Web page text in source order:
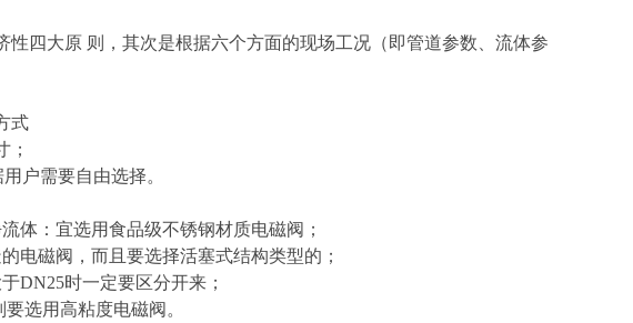
四大原 则，其次是根据六个方面的现场工况（即管道参数、流体参
式
；
户需要自由选择。
体：宜选用食品级不锈钢材质电磁阀；
电磁阀，而且要选择活塞式结构类型的；
DN25时一定要区分开来；
选用高粘度电磁阀。